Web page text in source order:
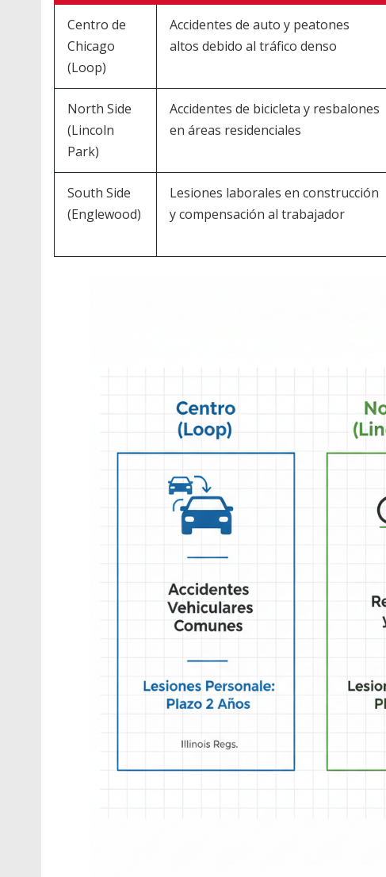
Centro de
Chicago
(Loop)
Accidentes de auto y peatones
altos debido al tráfico denso
North Side
(Lincoln
Park)
Accidentes de bicicleta y resbalones
en áreas residenciales
South Side
(Englewood)
Lesiones laborales en construcción
y compensación al trabajador